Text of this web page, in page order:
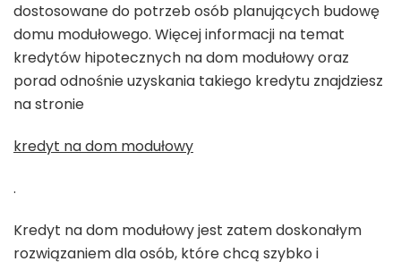
dostosowane do potrzeb osób planujących budowę
domu modułowego. Więcej informacji na temat
kredytów hipotecznych na dom modułowy oraz
porad odnośnie uzyskania takiego kredytu znajdziesz
na stronie
kredyt na dom modułowy
.
Kredyt na dom modułowy jest zatem doskonałym
rozwiązaniem dla osób, które chcą szybko i